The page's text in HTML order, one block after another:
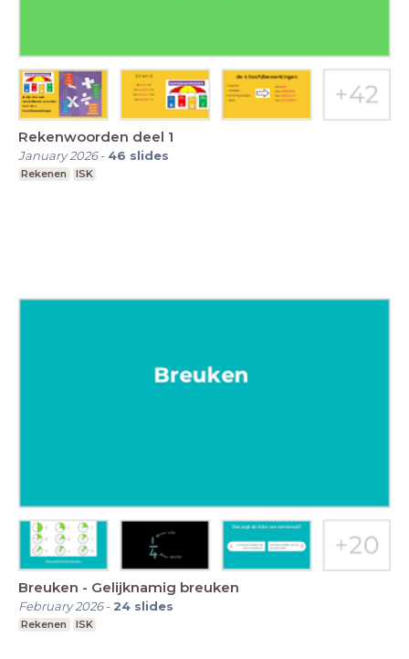
Rekenwoorden deel 1
January 2026- 46 slides
Rekenen ISK
Breuken - Gelijknamig breuken
February 2026- 24 slides
Rekenen ISK